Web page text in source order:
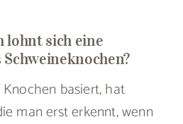
lohnt sich eine
Knochen basiert, hat
man erst erkennt, wenn